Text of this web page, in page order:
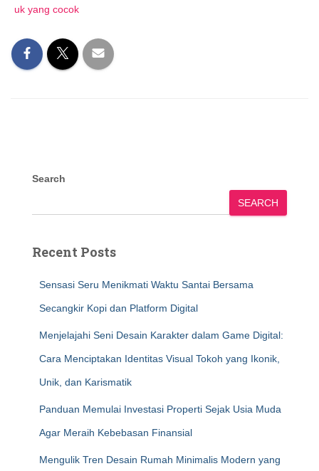
uk yang cocok
Search
SEARCH
Recent Posts
Sensasi Seru Menikmati Waktu Santai Bersama
Secangkir Kopi dan Platform Digital
Menjelajahi Seni Desain Karakter dalam Game Digital:
Cara Menciptakan Identitas Visual Tokoh yang Ikonik,
Unik, dan Karismatik
Panduan Memulai Investasi Properti Sejak Usia Muda
Agar Meraih Kebebasan Finansial
Mengulik Tren Desain Rumah Minimalis Modern yang